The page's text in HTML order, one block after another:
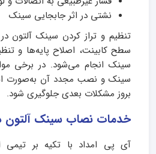
نشتی در اثر جابجایی سینک
تنظیم و تراز کردن سینک آلتون
سطح کابینت، اصلاح پایه‌ها و
سینک انجام می‌شود. در برخی
سینک و نصب مجدد آن به‌صورت
بروز مشکلات بعدی جلوگیری شود.
خدمات نصاب سینک آلتون
آی‌ پی امداد با تکیه بر